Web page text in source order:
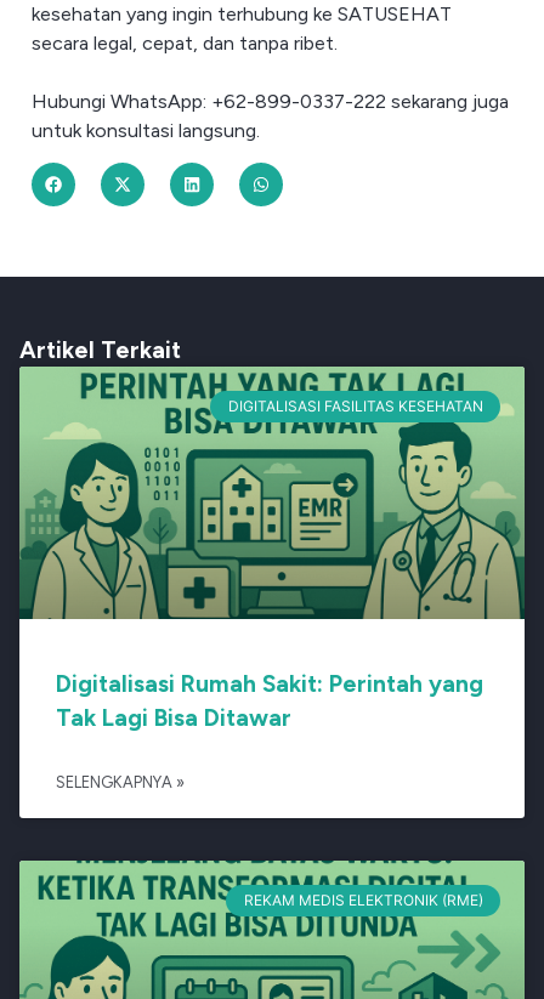
kesehatan yang ingin terhubung ke SATUSEHAT
secara legal, cepat, dan tanpa ribet.
Hubungi WhatsApp: +62-899-0337-222 sekarang juga
untuk konsultasi langsung.
Artikel Terkait
DIGITALISASI FASILITAS KESEHATAN
Digitalisasi Rumah Sakit: Perintah yang
Tak Lagi Bisa Ditawar
SELENGKAPNYA »
REKAM MEDIS ELEKTRONIK (RME)